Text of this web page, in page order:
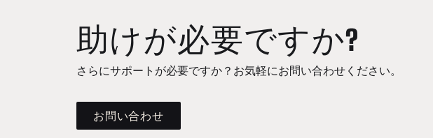
助けが必要ですか?
さらにサポートが必要ですか？お気軽にお問い合わせください。
お問い合わせ